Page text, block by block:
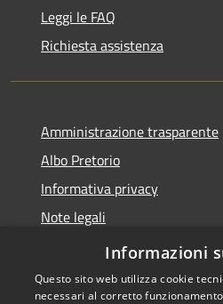
Leggi le FAQ
Richiesta assistenza
Amministrazione trasparente
Albo Pretorio
Informativa privacy
Note legali
Dichiarazione di accessibilità
Informazioni
Questo sito web utilizza cookie
necessari al corretto